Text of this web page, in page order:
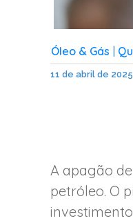
Óleo & Gás
11 de abril de 2025
A apagão
petróleo. O